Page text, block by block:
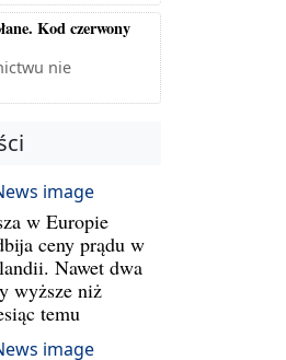
Kod czerwony
nie
w Europie
ceny prądu w
Nawet dwa
wyższe niż
temu